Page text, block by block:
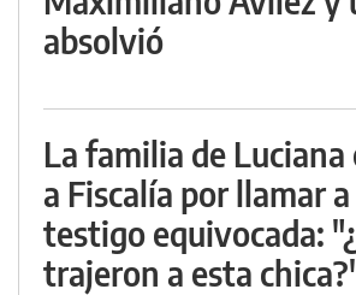
absolvió
La familia de
a Fiscalía por llamar
testigo equivocada:
trajeron a esta